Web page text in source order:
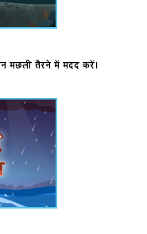
मछली तैरने में मदद करें।